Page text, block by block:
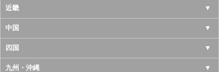
宮城県
秋田県
山形県
福島県
千葉県
埼玉県
茨城県
栃木県
長野県
新潟県
富山県
石川県
愛知県
岐阜県
三重県
静岡県
近畿
大阪府
京都府
兵庫県
中国
鳥取県
島根県
四国
徳島県
九州・沖縄